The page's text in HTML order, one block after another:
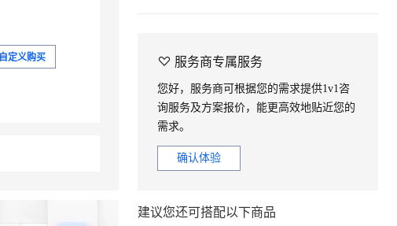
自定义购买  服务商专属服务
您好，服务商可根据您的需求提供1v1咨
询服务及方案报价，能更高效地贴近您的
需求。
确认体验
建议您还可搭配以下商品